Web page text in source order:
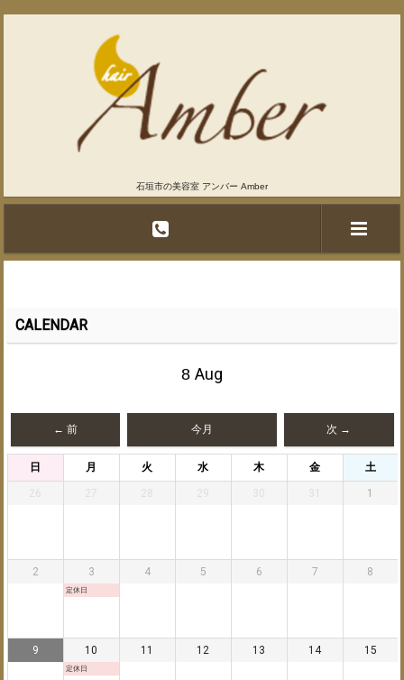
石垣市の美容室 アンバー Amber
CALENDAR
8 Aug
← 前 今月 次 →
日 月 火 水 木 金 土
1
2 3
定休日
4 5 6 7 8
9 10
定休日
11 12 13 14 15